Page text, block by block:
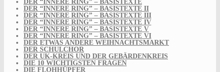
DER “INNERE RING” – BASISTEXTE
DER “INNERE RING” – BASISTEXTE II
DER “INNERE RING” – BASISTEXTE III
DER “INNERE RING” – BASISTEXTE IV
DER “INNERE RING” – BASISTEXTE V
DER “INNERE RING” – BASISTEXTE VI
DER ETWAS ANDERE WEIHNACHTSMARKT
DER SCHULCHOR
DER UK-KREIS UND DER GEBÄRDENKREIS
DIE 10 WICHTIGSTEN FRAGEN
DIE FLOHHÜPFER